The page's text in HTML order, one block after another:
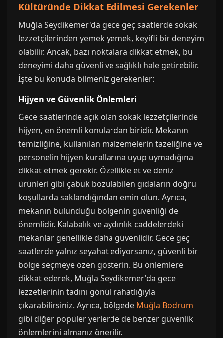
Kültüründe Dikkat Edilmesi Gerekenler
Muğla Seydikemer'da gece geç saatlerde sokak
lezzetçilerinden yemek yemek, keyifli bir deneyim
olabilir. Ancak, bazı noktalara dikkat etmek, bu
deneyimi daha güvenli ve sağlıklı hale getirebilir.
İşte bu konuda bilmeniz gerekenler:
Hijyen ve Güvenlik Önlemleri
Gece saatlerinde açık olan sokak lezzetçilerinde
hijyen, en önemli konulardan biridir. Mekanın
temizliğine, kullanılan malzemelerin tazeliğine ve
personelin hijyen kurallarına uyup uymadığına
dikkat etmek gerekir. Özellikle et ve deniz
ürünleri gibi çabuk bozulabilen gıdaların doğru
koşullarda saklandığından emin olun. Ayrıca,
mekanın bulunduğu bölgenin güvenliği de
önemlidir. Kalabalık ve aydınlık caddelerdeki
mekanlar genellikle daha güvenlidir. Gece geç
saatlerde yalnız seyahat ediyorsanız, güvenli bir
bölge seçmeye özen gösterin. Bu önlemlere
dikkat ederek, Muğla Seydikemer'da gece
lezzetlerinin tadını gönül rahatlığıyla
çıkarabilirsiniz. Ayrıca, bölgede Muğla Bodrum
gibi diğer popüler yerlerde de benzer güvenlik
önlemlerini almanız önerilir.